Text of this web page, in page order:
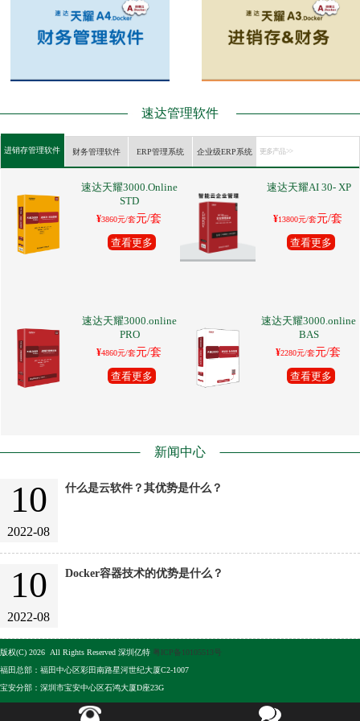
速达管理软件
进销存管理软件 财务管理软件 ERP管理系统 企业级ERP系统 更多产品 >>
速达天耀3000.Online
STD
¥3860元/套元/套
查看更多
速达天耀AI 30- XP
¥13800元/套元/套
查看更多
速达天耀3000.online
PRO
¥4860元/套元/套
查看更多
速达天耀3000.online
BAS
¥2280元/套元/套
查看更多
新闻中心
10
2022-08
什么是云软件？其优势是什么？
10
2022-08
Docker容器技术的优势是什么？
版权(C) 2026 All Rights Reserved 深圳亿特 粤ICP备10105513号
福田总部：福田中心区彩田南路星河世纪大厦C2-1007
宝安分部：深圳市宝安中心区石鸿大厦D座23G